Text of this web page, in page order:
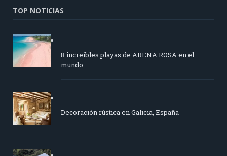
TOP NOTICIAS
8 increíbles playas de ARENA ROSA en el
mundo
Decoración rústica en Galicia, España